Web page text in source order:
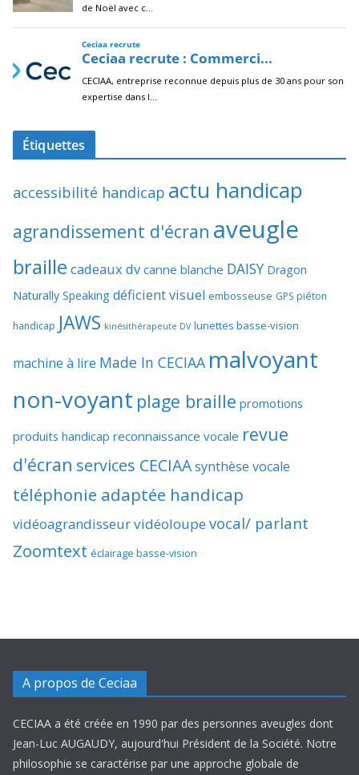
Étiquettes
accessibilité handicap actu handicap
agrandissement d'écran aveugle
braille cadeaux dv canne blanche DAISY Dragon
Naturally Speaking déficient visuel embosseuse GPS piéton
handicap JAWS kinésithérapeute DV lunettes basse-vision
machine à lire Made In CECIAA malvoyant
non-voyant plage braille promotions
produits handicap reconnaissance vocale revue
d'écran services CECIAAsynthèse vocale
téléphonie adaptée handicap
vidéoagrandisseurvidéoloupevocal/ parlant
Zoomtext éclairage basse-vision
A propos de Ceciaa
CECIAA a été créée en 1990 par des personnes aveugles dont
Jean-Luc AUGAUDY, aujourd'hui Président de la Société. Notre
philosophie se caractérise par une approche globale de